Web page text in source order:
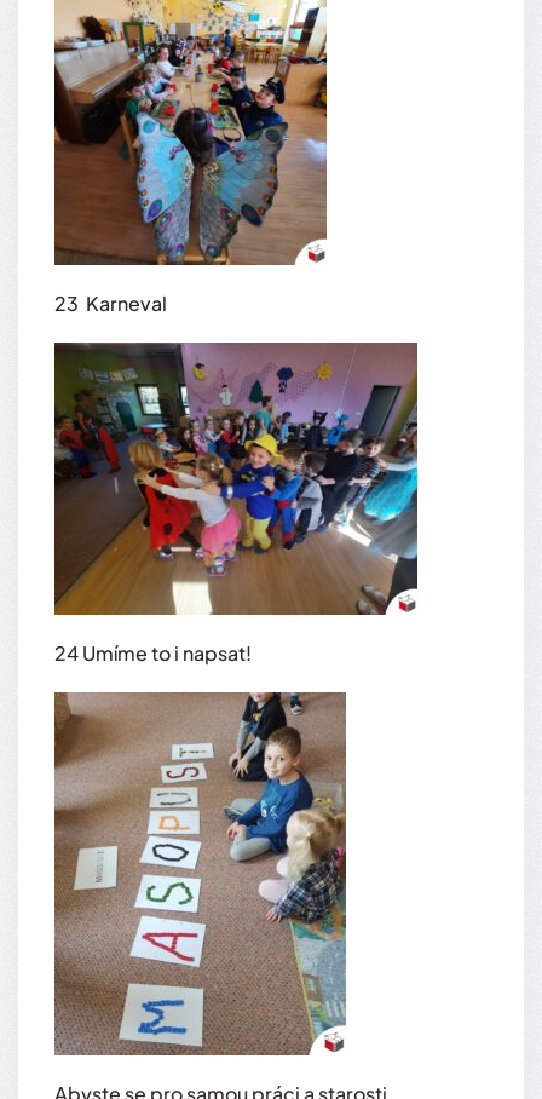
23 Karneval
24 Umíme to i napsat!
Abyste se pro samou práci a starosti